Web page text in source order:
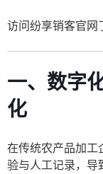
访问纷享销客官网
一、数字
化
在传统农产品加工
验与人工记录，导